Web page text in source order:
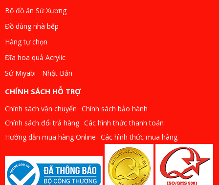
Bộ đồ ăn Sứ Xương
Đồ dùng nhà bếp
Hàng tự chọn
Đĩa hoa quả Acrylic
Sứ Miyabi - Nhật Bản
CHÍNH SÁCH HỖ TRỢ
Chính sách vận chuyển Chính sách bảo hành
Chính sách đổi trả hàng Các hình thức thanh toán
Hướng dẫn mua hàng Online Các hình thức mua hàng